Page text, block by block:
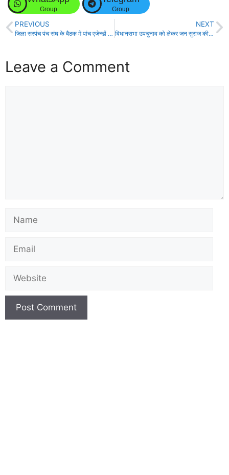
Group Group
PREVIOUS
जिला सरपंच पंच संघ के बैठक में पांच एजेन्डों पर किया गया विचार विमर्श!
NEXT
विधानसभा उपचुनाव को लेकर जन सुराज की बैठक में जमकर बबाल, खूब चली कुर्सीयां!
Leave a Comment